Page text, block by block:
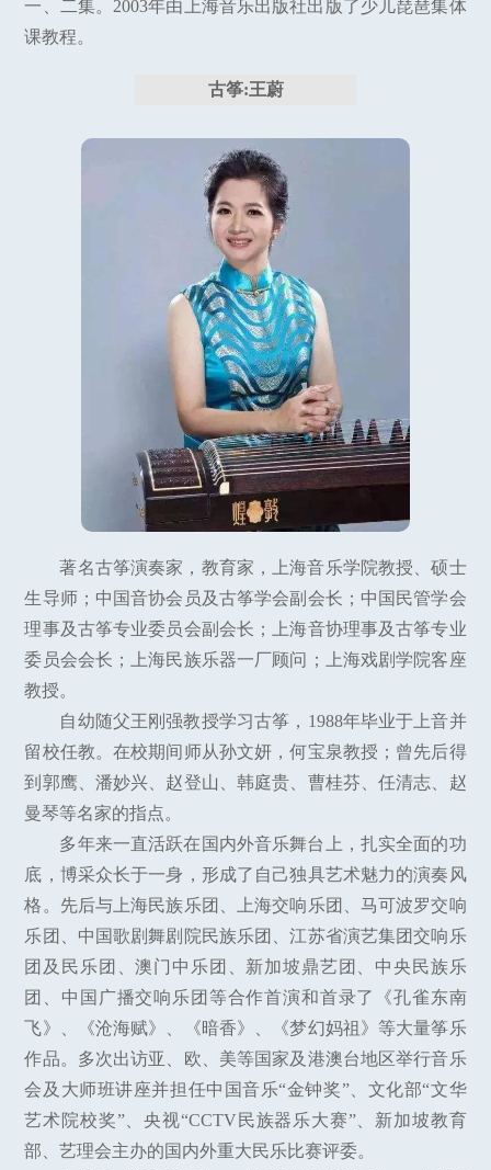
一、二集。2003年由上海音乐出版社出版了少儿琵琶集体
课教程。
古筝:王蔚
著名古筝演奏家，教育家，上海音乐学院教授、硕士
生导师；中国音协会员及古筝学会副会长；中国民管学会
理事及古筝专业委员会副会长；上海音协理事及古筝专业
委员会会长；上海民族乐器一厂顾问；上海戏剧学院客座
教授。
自幼随父王刚强教授学习古筝，1988年毕业于上音并
留校任教。在校期间师从孙文妍，何宝泉教授；曾先后得
到郭鹰、潘妙兴、赵登山、韩庭贵、曹桂芬、任清志、赵
曼琴等名家的指点。
多年来一直活跃在国内外音乐舞台上，扎实全面的功
底，博采众长于一身，形成了自己独具艺术魅力的演奏风
格。先后与上海民族乐团、上海交响乐团、马可波罗交响
乐团、中国歌剧舞剧院民族乐团、江苏省演艺集团交响乐
团及民乐团、澳门中乐团、新加坡鼎艺团、中央民族乐
团、中国广播交响乐团等合作首演和首录了《孔雀东南
飞》、《沧海赋》、《暗香》、《梦幻妈祖》等大量筝乐
作品。多次出访亚、欧、美等国家及港澳台地区举行音乐
会及大师班讲座并担任中国音乐“金钟奖”、文化部“文华
艺术院校奖”、央视“CCTV民族器乐大赛”、新加坡教育
部、艺理会主办的国内外重大民乐比赛评委。